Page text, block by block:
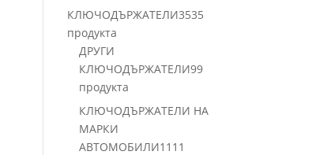
КЛЮЧОДЪРЖАТЕЛИ3535
продукта
ДРУГИ
КЛЮЧОДЪРЖАТЕЛИ99
продукта
КЛЮЧОДЪРЖАТЕЛИ НА
МАРКИ
АВТОМОБИЛИ11 11